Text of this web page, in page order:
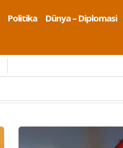
Politika Dünya – Diplomasi